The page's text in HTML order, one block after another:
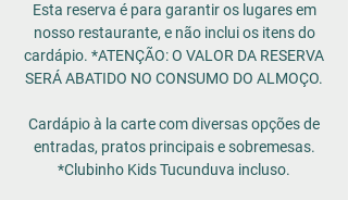
Esta reserva é para garantir os lugares em
nosso restaurante, e não inclui os itens do
cardápio. *ATENÇÃO: O VALOR DA RESERVA
SERÁ ABATIDO NO CONSUMO DO ALMOÇO.
Cardápio à la carte com diversas opções de
entradas, pratos principais e sobremesas.
*Clubinho Kids Tucunduva incluso.